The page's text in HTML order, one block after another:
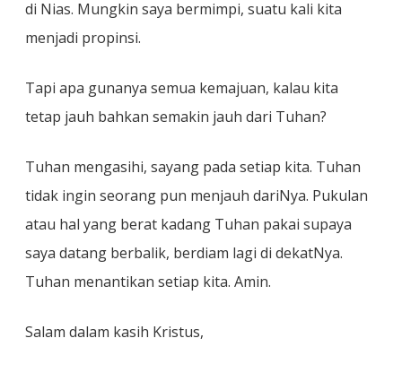
di Nias. Mungkin saya bermimpi, suatu kali kita
menjadi propinsi.
Tapi apa gunanya semua kemajuan, kalau kita
tetap jauh bahkan semakin jauh dari Tuhan?
Tuhan mengasihi, sayang pada setiap kita. Tuhan
tidak ingin seorang pun menjauh dariNya. Pukulan
atau hal yang berat kadang Tuhan pakai supaya
saya datang berbalik, berdiam lagi di dekatNya.
Tuhan menantikan setiap kita. Amin.
Salam dalam kasih Kristus,